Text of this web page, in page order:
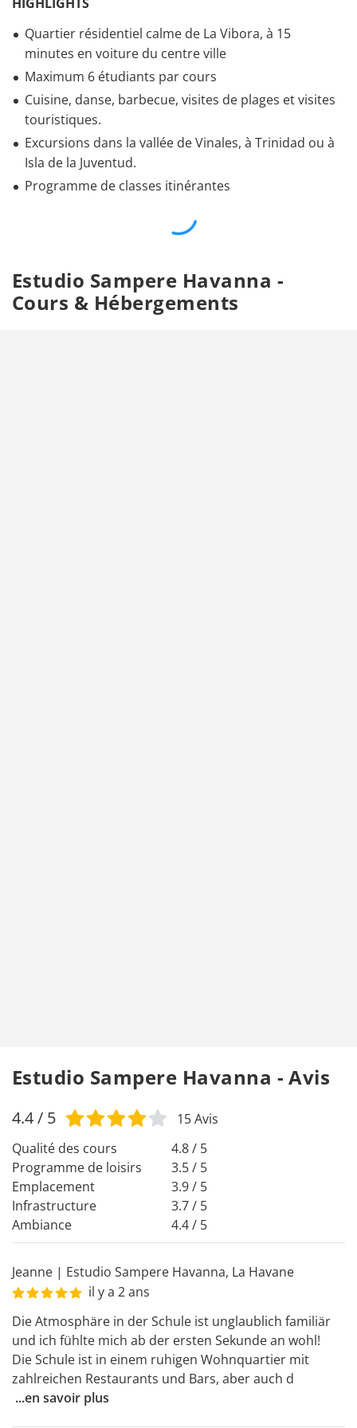
Quartier résidentiel calme de La Vibora, à 15
minutes en voiture du centre ville
Maximum 6 étudiants par cours
Cuisine, danse, barbecue, visites de plages et visites
touristiques.
Excursions dans la vallée de Vinales, à Trinidad ou à
Isla de la Juventud.
Programme de classes itinérantes
Estudio Sampere Havanna -
Cours & Hébergements
Estudio Sampere Havanna - Avis
4.4/ 5 15Avis
Qualité des cours
4.8 / 5
Programme de loisirs
3.5 / 5
Emplacement
3.9 / 5
Infrastructure
3.7 / 5
Ambiance
4.4 / 5
Jeanne | Estudio Sampere Havanna, La Havane
il y a 2 ans
Die Atmosphäre in der Schule ist unglaublich familiär
und ich fühlte mich ab der ersten Sekunde an wohl!
Die Schule ist in einem ruhigen Wohnquartier mit
zahlreichen Restaurants und Bars, aber auch d
...en savoir plus